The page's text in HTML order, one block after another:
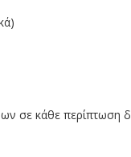
σε κάθε